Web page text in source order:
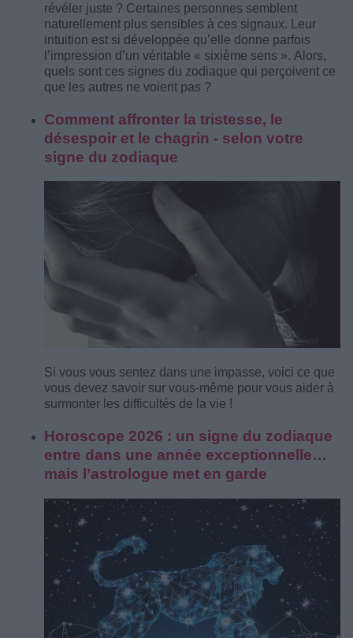
révéler juste ? Certaines personnes semblent
naturellement plus sensibles à ces signaux. Leur
intuition est si développée qu’elle donne parfois
l’impression d’un véritable « sixième sens ». Alors,
quels sont ces signes du zodiaque qui perçoivent ce
que les autres ne voient pas ?
Comment affronter la tristesse, le
désespoir et le chagrin - selon votre
signe du zodiaque
Si vous vous sentez dans une impasse, voici ce que
vous devez savoir sur vous-même pour vous aider à
surmonter les difficultés de la vie !
Horoscope 2026 : un signe du zodiaque
entre dans une année exceptionnelle…
mais l’astrologue met en garde